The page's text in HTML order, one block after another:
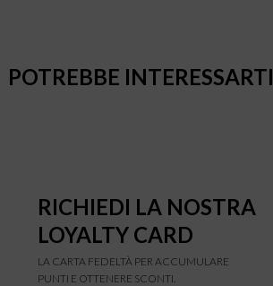
POTREBBE INTERESSARTI
RICHIEDI LA NOSTRA
LOYALTY CARD
LA CARTA FEDELTÀ PER ACCUMULARE
PUNTI E OTTENERE SCONTI.